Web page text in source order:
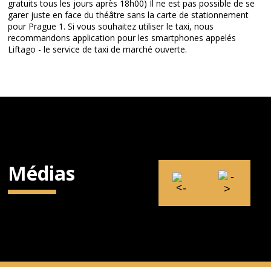
gratuits tous les jours après 18h00) Il ne est pas possible de se
garer juste en face du théâtre sans la carte de stationnement
pour Prague 1. Si vous souhaitez utiliser le taxi, nous
recommandons application pour les smartphones appelés
Liftago - le service de taxi de marché ouverte.
Médias